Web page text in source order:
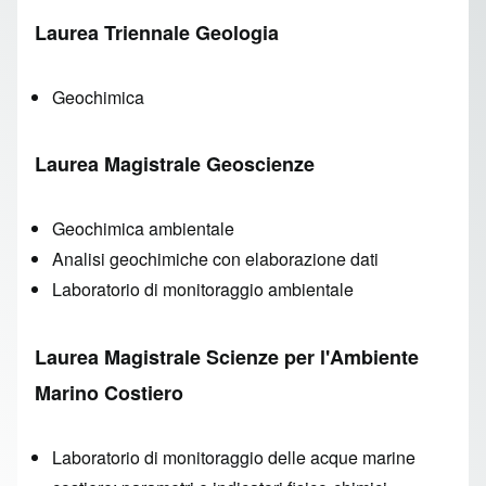
Laurea Triennale Geologia
Geochimica
Laurea Magistrale Geoscienze
Geochimica ambientale
Analisi geochimiche con elaborazione dati
Laboratorio di monitoraggio ambientale
Laurea Magistrale Scienze per l'Ambiente
Marino Costiero
Laboratorio di monitoraggio delle acque marine